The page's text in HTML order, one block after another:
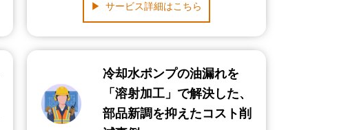
サービス詳細はこちら
冷却水ポンプの油漏れを
「溶射加工」で解決した、
部品新調を抑えたコスト削